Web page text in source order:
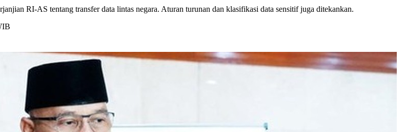
RI-AS tentang transfer data lintas negara. Aturan turunan dan klasifikasi data sensitif juga ditekankan.